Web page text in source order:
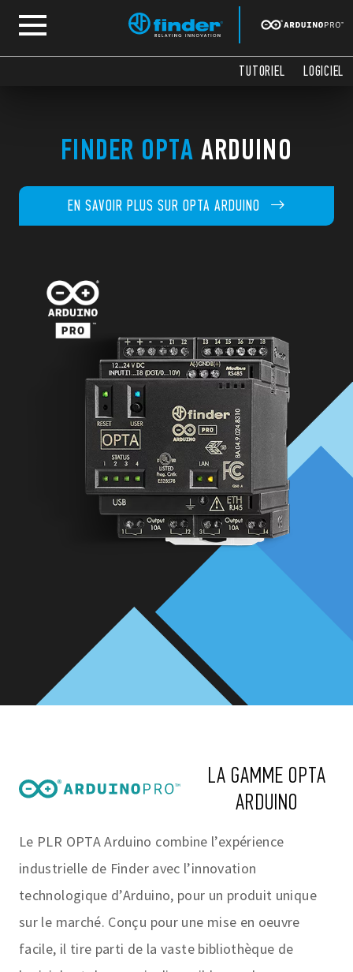
TUTORIEL LOGICIEL
FINDER OPTA ARDUINO
EN SAVOIR PLUS SUR OPTA ARDUINO
LA GAMME OPTA
ARDUINO
Le PLR OPTA Arduino combine l’expérience
industrielle de Finder avec l’innovation
technologique d’Arduino, pour un produit unique
sur le marché. Conçu pour une mise en oeuvre
facile, il tire parti de la vaste bibliothèque de